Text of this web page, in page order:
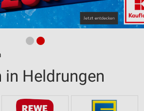
in Heldrungen